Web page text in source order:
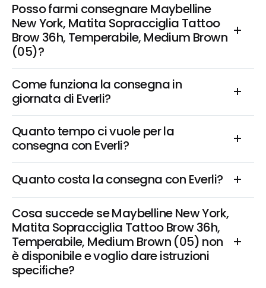
Posso farmi consegnare Maybelline
New York, Matita Sopracciglia Tattoo
Brow 36h, Temperabile, Medium Brown
(05)?
Come funziona la consegna in
giornata di Everli?
Quanto tempo ci vuole per la
consegna con Everli?
Quanto costa la consegna con Everli?
Cosa succede se Maybelline New York,
Matita Sopracciglia Tattoo Brow 36h,
Temperabile, Medium Brown (05) non
è disponibile e voglio dare istruzioni
specifiche?